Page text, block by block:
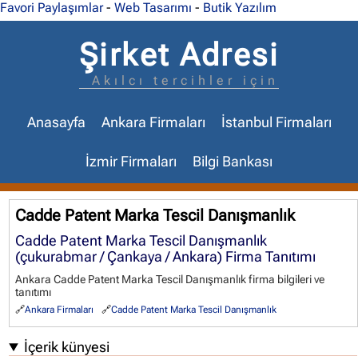
Favori Paylaşımlar- Web Tasarımı - Butik Yazılım
Şirket Adresi
Akılcı tercihler için
Anasayfa Ankara Firmaları İstanbul Firmaları
İzmir Firmaları Bilgi Bankası
Cadde Patent Marka Tescil Danışmanlık
Cadde Patent Marka Tescil Danışmanlık
(çukurabmar / Çankaya / Ankara) Firma Tanıtımı
Ankara Cadde Patent Marka Tescil Danışmanlık firma bilgileri ve
tanıtımı
Ankara Firmaları Cadde Patent Marka Tescil Danışmanlık
İçerik künyesi